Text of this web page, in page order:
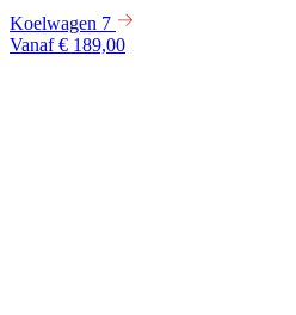
Koelwagen 7
Vanaf € 189,00